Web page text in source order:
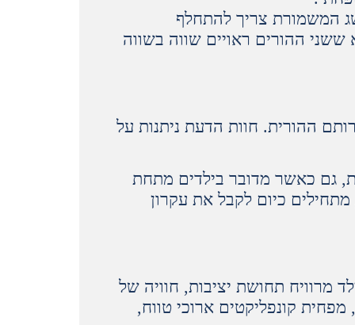
המשמורת צריך להתחלף
ההורים ראויים שווה בשווה
ההורית. חוות הדעת ניתנות על
גם כאשר מדובר בילדים מתחת
מתחילים כיום לקבל את עקרון
מרוויח תחושת יציבות, חוויה של
קונפליקטים ארוכי טווח,